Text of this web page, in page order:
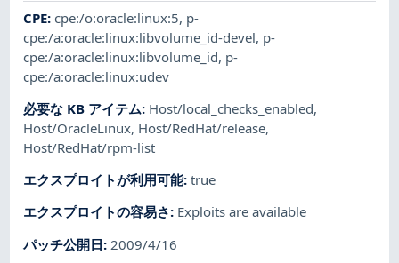
CPE:cpe:/o:oracle:linux:5, p-
cpe:/a:oracle:linux:libvolume_id-devel, p-
cpe:/a:oracle:linux:libvolume_id, p-
cpe:/a:oracle:linux:udev
必要な KB アイテム: Host/local_checks_enabled,
Host/OracleLinux, Host/RedHat/release,
Host/RedHat/rpm-list
エクスプロイトが利用可能:true
エクスプロイトの容易さ: Exploits are available
パッチ公開日: 2009/4/16